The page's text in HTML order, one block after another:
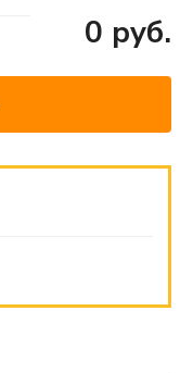
0 руб.